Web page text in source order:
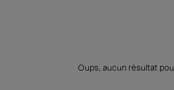
Oups, aucun résultat